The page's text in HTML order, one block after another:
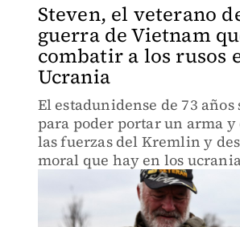
Steven, el veterano
guerra de Vietnam
combatir a los rusos
Ucrania
El estadunidense de 73
para poder portar un arma
las fuerzas del Kremlin y
moral que hay en los
defender su territorio.